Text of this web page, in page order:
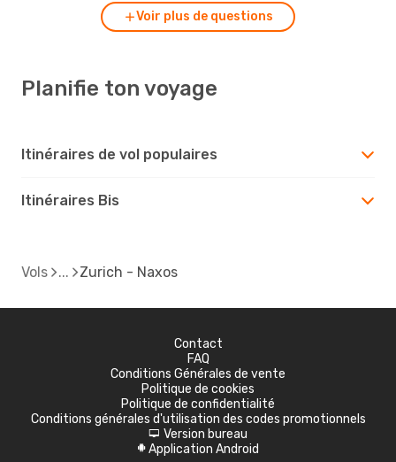
Voir plus de questions
Planifie ton voyage
Itinéraires de vol populaires
Itinéraires Bis
Vols Zurich - Naxos
Contact
FAQ
Conditions Générales de vente
Politique de cookies
Politique de confidentialité
Conditions générales d'utilisation des codes promotionnels
d Version bureau
A Application Android